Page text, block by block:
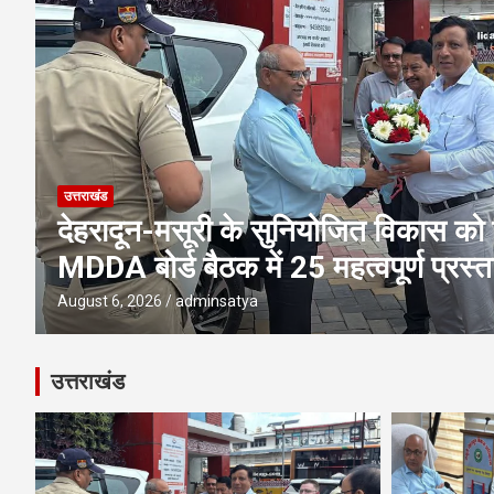
उत्तराखंड
एमडीडीए बोर्ड बैठक में 25 विकास
पूलिंग, पर्यटन, होटल, औद्योगिक भवन
परियोजनाओं पर अहम फैसले
August 6, 2026 adminsatya
उत्तराखंड